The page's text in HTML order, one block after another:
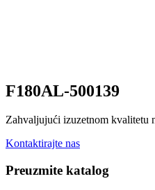
F180AL-500139
Zahvaljujući izuzetnom kvalitetu
Kontaktirajte nas
Preuzmite katalog